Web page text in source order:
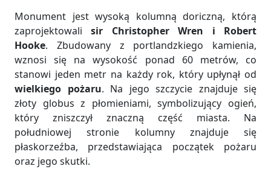
Monument jest wysoką kolumną doriczną, którą
zaprojektowalisir Christopher Wren i Robert
Hooke. Zbudowany z portlandzkiego kamienia,
wznosi się na wysokość ponad 60 metrów, co
stanowi jeden metr na każdy rok, który upłynął od
wielkiego pożaru. Na jego szczycie znajduje się
złoty globus z płomieniami, symbolizujący ogień,
który zniszczył znaczną część miasta. Na
południowej stronie kolumny znajduje się
płaskorzeźba, przedstawiająca początek pożaru
oraz jego skutki.